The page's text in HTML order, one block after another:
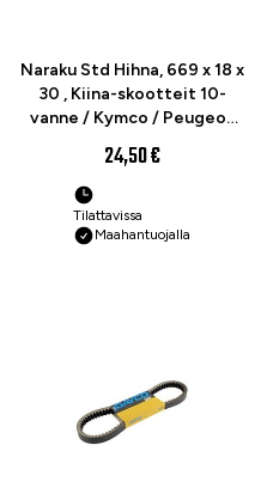
Naraku Std Hihna, 669 x 18 x
30 , Kiina-skootteit 10-
vanne / Kymco / Peugeot
24,50 €
Tilattavissa
Maahantuojalla